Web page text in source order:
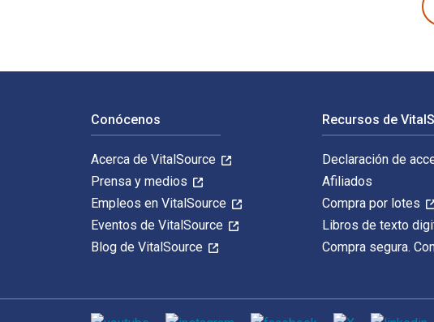
Conócenos
Acerca de VitalSource
Prensa y medios
Empleos en VitalSource
Eventos de VitalSource
Blog de VitalSource
Recursos de
Declaración de
Afiliados
Compra por lotes
Libros de texto
Compra segura.